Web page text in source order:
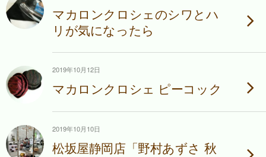
マカロンクロシェのシワとハ
リが気になったら
2019年10月12日
マカロンクロシェ ピーコック
2019年10月10日
松坂屋静岡店「野村あずさ 秋